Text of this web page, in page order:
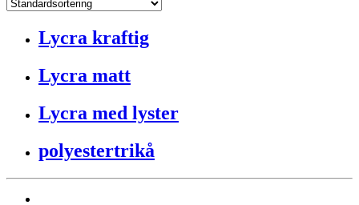
Lycra kraftig
Lycra matt
Lycra med lyster
polyestertrikå